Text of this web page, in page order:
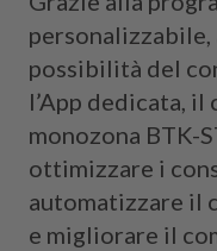
possibilità del
l’App dedicata,
monozona BTK-
ottimizzare i
automatizzare il
e migliorare il